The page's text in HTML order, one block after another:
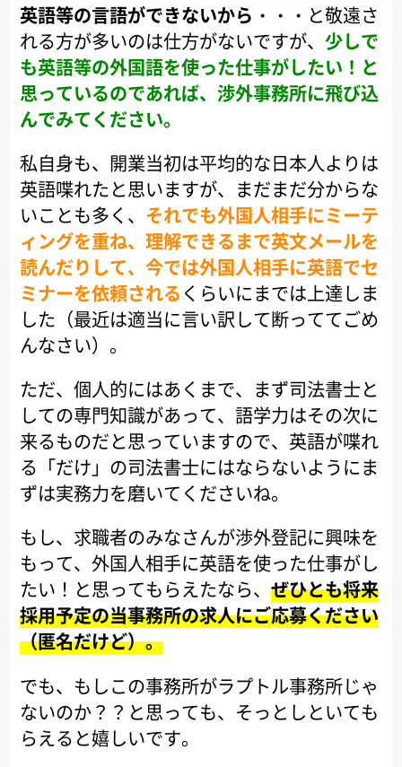
英語等の言語ができないから・・・ と敬遠さ
れる方が多いのは仕方がないですが、少しで
も英語等の外国語を使った仕事がしたい！と
思っているのであれば、渉外事務所に飛び込
んでみてください。
私自身も、開業当初は平均的な日本人よりは
英語喋れたと思いますが、まだまだ分からな
いことも多く、 それでも外国人相手にミーテ
ィングを重ね、理解できるまで英文メールを
読んだりして、今では外国人相手に英語でセ
ミナーを依頼される くらいにまでは上達しま
した（最近は適当に言い訳して断っててごめ
んなさい）。
ただ、個人的にはあくまで、まず司法書士と
しての専門知識があって、語学力はその次に
来るものだと思っていますので、英語が喋れ
る「だけ」の司法書士にはならないようにま
ずは実務力を磨いてくださいね。
もし、求職者のみなさんが渉外登記に興味を
もって、外国人相手に英語を使った仕事がし
たい！と思ってもらえたなら、ぜひとも将来
採用予定の当事務所の求人にご応募ください
（匿名だけど）。
でも、もしこの事務所がラプトル事務所じゃ
ないのか？？と思っても、そっとしといても
らえると嬉しいです。